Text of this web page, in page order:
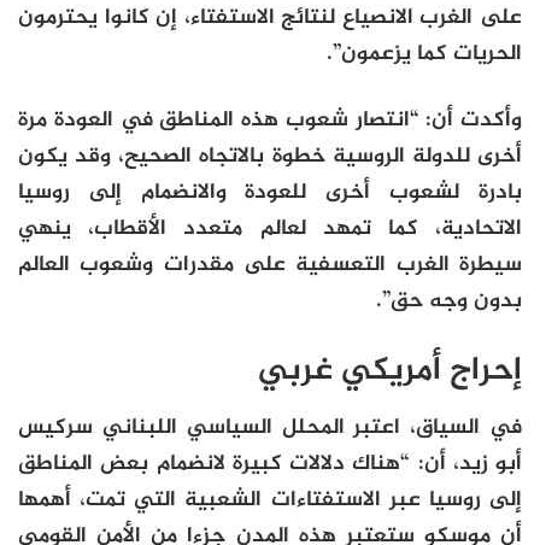
على الغرب الانصياع لنتائج الاستفتاء، إن كانوا يحترمون
الحريات كما يزعمون”.
وأكدت أن: “انتصار شعوب هذه المناطق في العودة مرة
أخرى للدولة الروسية خطوة بالاتجاه الصحيح، وقد يكون
بادرة لشعوب أخرى للعودة والانضمام إلى روسيا
الاتحادية، كما تمهد لعالم متعدد الأقطاب، ينهي
سيطرة الغرب التعسفية على مقدرات وشعوب العالم
بدون وجه حق”.
إحراج أمريكي غربي
في السياق، اعتبر المحلل السياسي اللبناني سركيس
أبو زيد، أن: “هناك دلالات كبيرة لانضمام بعض المناطق
إلى روسيا عبر الاستفتاءات الشعبية التي تمت، أهمها
أن موسكو ستعتبر هذه المدن جزءا من الأمن القومي